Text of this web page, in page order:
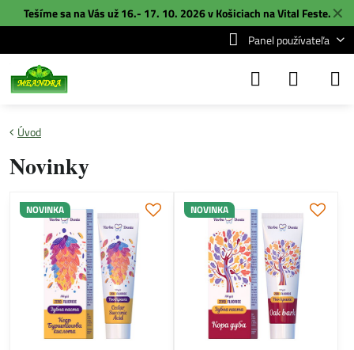
✕
Tešíme sa na Vás už 16.- 17. 10. 2026 v Košiciach naVital Feste.
Panel používateľa
Úvod
Novinky
NOVINKA NOVINKA